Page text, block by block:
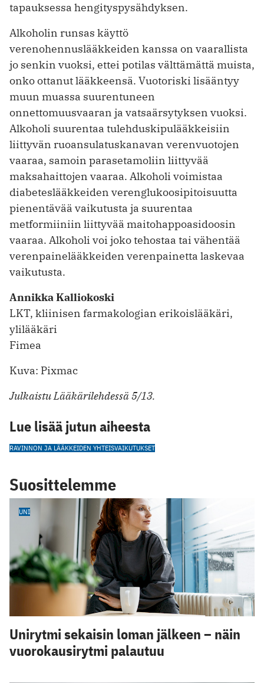
tapauksessa hengityspysähdyksen.
Alkoholin runsas käyttö
verenohennuslääkkeiden kanssa on vaarallista
jo senkin vuoksi, ettei potilas välttämättä muista,
onko ottanut lääkkeensä. Vuotoriski lisääntyy
muun muassa suurentuneen
onnettomuusvaaran ja vatsaärsytyksen vuoksi.
Alkoholi suurentaa tulehduskipulääkkeisiin
liittyvän ruoansulatuskanavan verenvuotojen
vaaraa, samoin parasetamoliin liittyvää
maksahaittojen vaaraa. Alkoholi voimistaa
diabeteslääkkeiden verenglukoosipitoisuutta
pienentävää vaikutusta ja suurentaa
metformiiniin liittyvää maitohappoasidoosin
vaaraa. Alkoholi voi joko tehostaa tai vähentää
verenpainelääkkeiden verenpainetta laskevaa
vaikutusta.
Annikka Kalliokoski
LKT, kliinisen farmakologian erikoislääkäri,
ylilääkäri
Fimea
Kuva: Pixmac
Julkaistu Lääkärilehdessä 5/13.
Lue lisää jutun aiheesta
RAVINNON JA LÄÄKKEIDEN YHTEISVAIKUTUKSET
Suosittelemme
UNI
Unirytmi sekaisin loman jälkeen – näin
vuorokausirytmi palautuu